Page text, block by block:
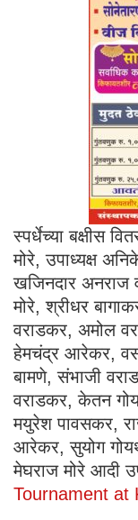
स्पर्धेच्या बक्षीस
मोरे, उपाध्यक्ष
खजिनदार अनराज
मोरे, श्रीधर
वराडकर, अमोल
हेमचंद्र आरेकर,
बामणे, संभाजी
वराडकर, केतन
मयुरेश पावसकर,
आरेकर, सुयोग
मेघराज मोरे आदी
Tournament at